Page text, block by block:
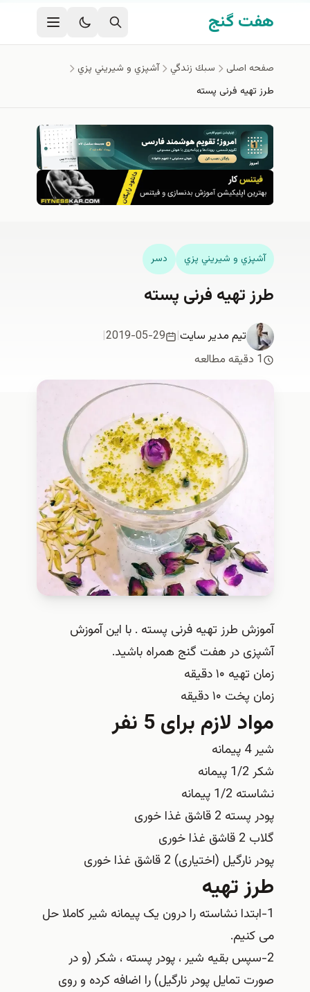
رفتن به محتوای اصلی
هفت گنج
صفحه اصلی سبك زندگي
آشپزي و شيريني پزي
طرز تهیه فرنی پسته
آشپزي و شيريني پزي دسر
طرز تهیه فرنی پسته
تیم مدیر سایت|
2019-05-29
|
1 دقیقه مطالعه
آموزش طرز تهیه فرنی پسته . با این آموزش
آشپزی در هفت گنج همراه باشید.
زمان تهیه ۱۰ دقیقه
زمان پخت ۱۰ دقیقه
مواد لازم برای 5 نفر
شیر 4 پیمانه
شکر 1/2 پیمانه
نشاسته 1/2 پیمانه
پودر پسته 2 قاشق غذا خوری
گلاب 2 قاشق غذا خوری
پودر نارگیل (اختیاری) 2 قاشق غذا خوری
طرز تهیه
1-ابتدا نشاسته را درون یک پیمانه شیر کاملا حل
می کنیم.
2-سپس بقیه شیر ، پودر پسته ، شکر (و در
صورت تمایل پودر نارگیل) را اضافه کرده و روی